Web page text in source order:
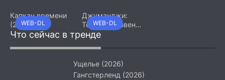
WEB-DL
Капкан времени
(2026)
WEB-DL
Джуманджи:
Тёмный уровень
(2026)
Что сейчас в тренде
Ущелье (2026)
Гангстерленд (2026)